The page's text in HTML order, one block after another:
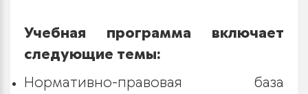
Учебная программа включает
следующие темы:
Нормативно-правовая база